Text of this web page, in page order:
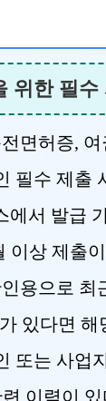
위한 필수
면허증,
필수 제출
에서 발급
이상 제출
용으로 최
있다면 해
또는 사업
이력이